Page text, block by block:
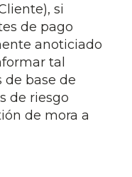
si
de pago
anoticiado
tal
de base de
de riesgo
de mora a